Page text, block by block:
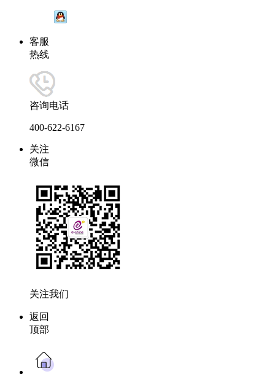
客服
热线
咨询电话
400-622-6167
关注
微信
关注我们
返回
顶部